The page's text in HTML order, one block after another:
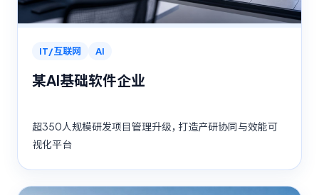
IT/互联网 AI
某AI基础软件企业
超350人规模研发项目管理升级，打造产研协同与效能可
视化平台